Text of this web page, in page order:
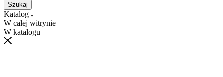
Szukaj
Katalog
W całej witrynie
W katalogu